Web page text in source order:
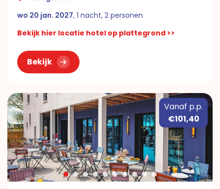
wo 20 jan. 2027, 1 nacht, 2 personen
Bekijk hier locatie hotel op plattegrond >>
Bekijk
Vanaf p.p.
€101,40